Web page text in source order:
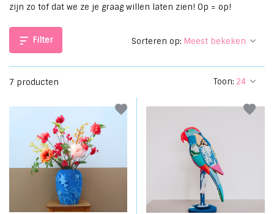
zijn zo tof dat we ze je graag willen laten zien! Op = op!
Filter
7 producten Toon:
Sorteren op: